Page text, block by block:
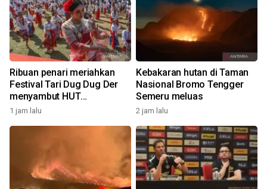
Ribuan penari meriahkan
Festival Tari Dug Dug Der
menyambut HUT
Kemerdekaan
1 jam lalu
Kebakaran hutan di Taman
Nasional Bromo Tengger
Semeru meluas
2 jam lalu